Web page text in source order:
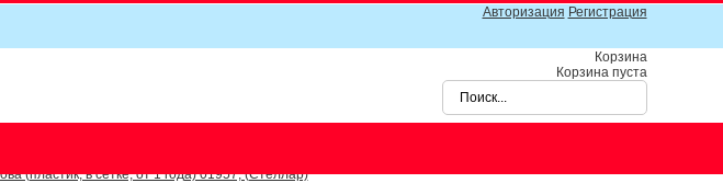
Авторизация Регистрация
Корзина
Корзина пуста
(пластик, в сетке, от 1 года) 01957, (Стеллар)